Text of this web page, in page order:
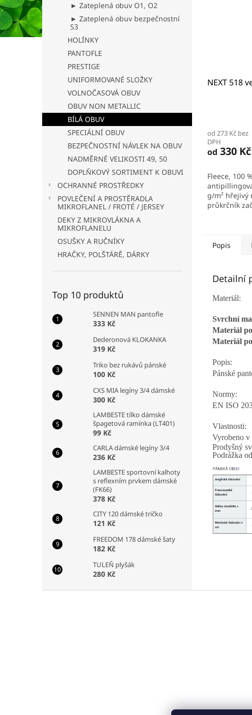
► Zateplená obuv O1, O2
► Zateplená obuv bezpečnostní
S3
HOLÍNKY
PANTOFLE
PRESTIGE
UNIFORMOVANÉ SLOŽKY
VOLNOČASOVÁ OBUV
OBUV NON METALLIC
BÍLÁ OBUV
SPECIÁLNÍ OBUV
BEZPEČNOSTNÍ NÁVLEK NA OBUV
NADMĚRNÉ VELIKOSTI 49, 50
DOPLŇKOVÝ SORTIMENT K OBUVI
OCHRANNÉ PROSTŘEDKY
POVLEČENÍ A PROSTĚRADLA
MIKROFLANEL / FROTÉ / JERSEY
DEKY Z MIKROVLÁKNA A
MIKROFLANELU
OSUŠKY A RUČNÍKY
HRAČKY, POLŠTÁRĚ, DÁRKY
Top 10 produktů
SENNEN MAN pantofle
333 Kč
Dederonová KLOKANKA
319 Kč
Triko bez rukávů pánské
100 Kč
CXS MIA legíny 3/4 dámské
300 Kč
LAMBESTE tílko dámské
špagetová ramínka (LT401)
99 Kč
CARLA dámské legíny 3/4
236 Kč
LAMBESTE sportovní kalhoty
s reflexním prvkem dámské
(FK66)
378 Kč
CITY 120 dámské tričko
121 Kč
FREEDOM 178 dámské šaty
182 Kč
TULEŇ plyšák
280 Kč
NEXT 518
produktu
je
5,0
5
hvězdiček.
od 273 Kč bez
DPH
od 330 Kč
Fleece, 100
g/m²
průkrčník
Popis
Detailní
Materiál:
Svrchní
Materiál
Materiál
Popis:
Pánské
Normy:
EN ISO
Vlastnosti:
Vyrobeno v
Prodyšný
Podrážka